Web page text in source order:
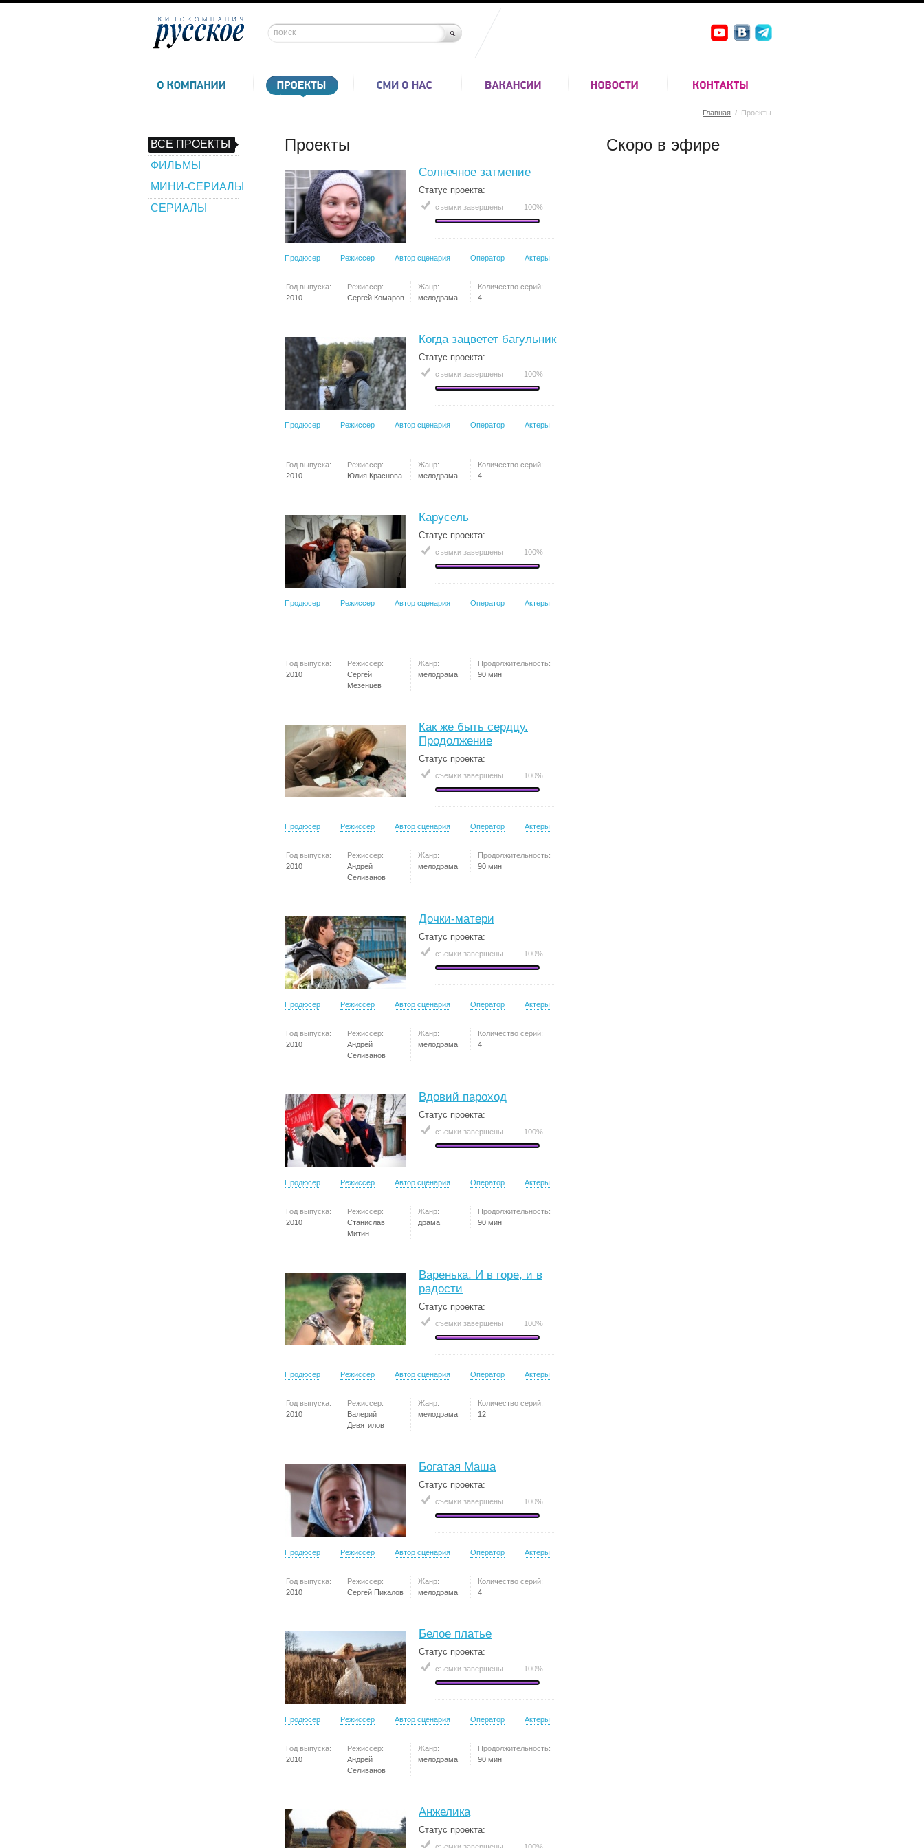
Главная / Проекты
ВСЕ ПРОЕКТЫ
ФИЛЬМЫ
МИНИ-СЕРИАЛЫ
СЕРИАЛЫ
Проекты
Солнечное затмение
Статус проекта:
съемки завершены 100%
Продюсер Режиссер Автор сценария Оператор Актеры
Год выпуска:
2010
Режиссер:
Сергей Комаров
Жанр:
мелодрама
Количество серий:
4
Когда зацветет багульник
Статус проекта:
съемки завершены 100%
Продюсер Режиссер Автор сценария Оператор Актеры
Год выпуска:
2010
Режиссер:
Юлия Краснова
Жанр:
мелодрама
Количество серий:
4
Карусель
Статус проекта:
съемки завершены 100%
Продюсер Режиссер Автор сценария Оператор Актеры
Год выпуска:
2010
Режиссер:
Сергей
Мезенцев
Жанр:
мелодрама
Продолжительность:
90 мин
Как же быть сердцу.
Продолжение
Статус проекта:
съемки завершены 100%
Продюсер Режиссер Автор сценария Оператор Актеры
Год выпуска:
2010
Режиссер:
Андрей
Селиванов
Жанр:
мелодрама
Продолжительность:
90 мин
Дочки-матери
Статус проекта:
съемки завершены 100%
Продюсер Режиссер Автор сценария Оператор Актеры
Год выпуска:
2010
Режиссер:
Андрей
Селиванов
Жанр:
мелодрама
Количество серий:
4
Вдовий пароход
Статус проекта:
съемки завершены 100%
Продюсер Режиссер Автор сценария Оператор Актеры
Год выпуска:
2010
Режиссер:
Станислав
Митин
Жанр:
драма
Продолжительность:
90 мин
Варенька. И в горе, и в
радости
Статус проекта:
съемки завершены 100%
Продюсер Режиссер Автор сценария Оператор Актеры
Год выпуска:
2010
Режиссер:
Валерий
Девятилов
Жанр:
мелодрама
Количество серий:
12
Богатая Маша
Статус проекта:
съемки завершены 100%
Продюсер Режиссер Автор сценария Оператор Актеры
Год выпуска:
2010
Режиссер:
Сергей Пикалов
Жанр:
мелодрама
Количество серий:
4
Белое платье
Статус проекта:
съемки завершены 100%
Продюсер Режиссер Автор сценария Оператор Актеры
Год выпуска:
2010
Режиссер:
Андрей
Селиванов
Жанр:
мелодрама
Продолжительность:
90 мин
Анжелика
Статус проекта:
Скоро в эфире